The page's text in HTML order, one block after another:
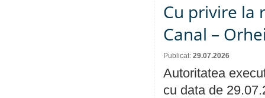
Cu privire la
Canal –
Publicat: 29.07.2026
Autoritatea
cu data de